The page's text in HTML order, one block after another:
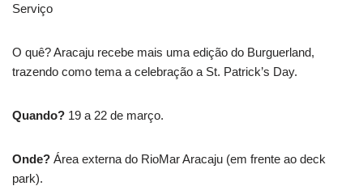
Serviço
O quê? Aracaju recebe mais uma edição do Burguerland,
trazendo como tema a celebração a St. Patrick’s Day.
Quando? 19 a 22 de março.
Onde? Área externa do RioMar Aracaju (em frente ao deck
park).